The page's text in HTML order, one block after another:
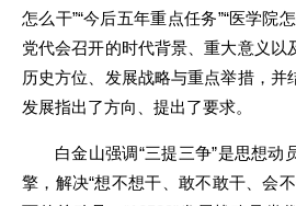
怎么干”“今后五年重点任务”“医学院
党代会召开的时代背景、重大意义以
历史方位、发展战略与重点举措，并
发展指出了方向、提出了要求。
白金山强调“三提三争”是思想动
擎，解决“想不想干、敢不敢干、会